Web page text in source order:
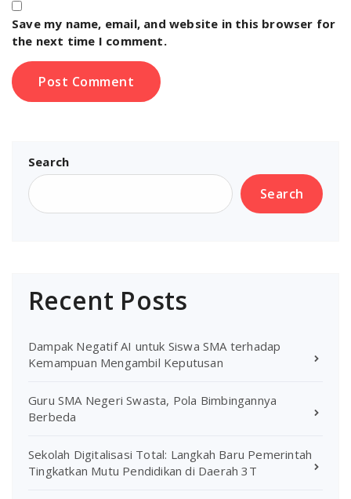
Save my name, email, and website in this browser for
the next time I comment.
Search
Search
Recent Posts
Dampak Negatif AI untuk Siswa SMA terhadap
Kemampuan Mengambil Keputusan
Guru SMA Negeri Swasta, Pola Bimbingannya
Berbeda
Sekolah Digitalisasi Total: Langkah Baru Pemerintah
Tingkatkan Mutu Pendidikan di Daerah 3T